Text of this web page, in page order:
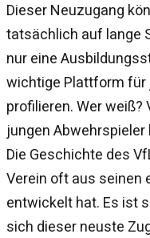
Dieser Neuzugang
tatsächlich auf lange
nur eine
wichtige Plattform für
profilieren. Wer
jungen
Die Geschichte des
Verein oft aus seinen
entwickelt hat. Es ist
sich dieser neuste